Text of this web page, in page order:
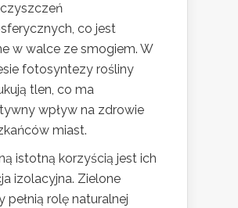
co jest
w walce ze smogiem. W
fotosyntezy rośliny
tlen, co ma
wpływ na zdrowie
miast.
istotną korzyścią jest ich
izolacyjna. Zielone
pełnią rolę naturalnej